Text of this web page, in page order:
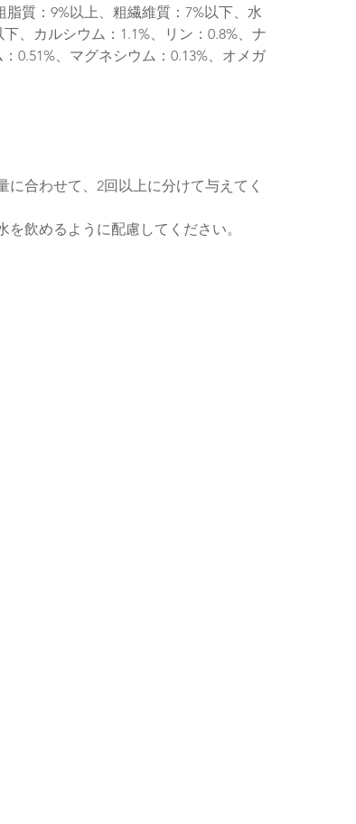
質：9%以上、粗繊維質：7%以下、水
、カルシウム：1.1%、リン：0.8%、ナ
0.51%、マグネシウム：0.13%、オメガ
に合わせて、2回以上に分けて与えてく
飲めるように配慮してください。